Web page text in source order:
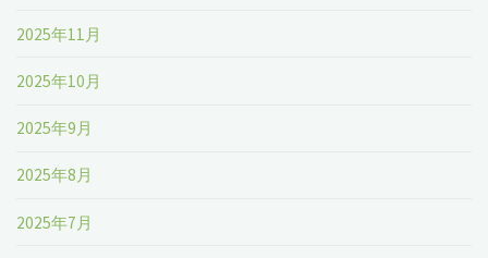
2025年11月
2025年10月
2025年9月
2025年8月
2025年7月